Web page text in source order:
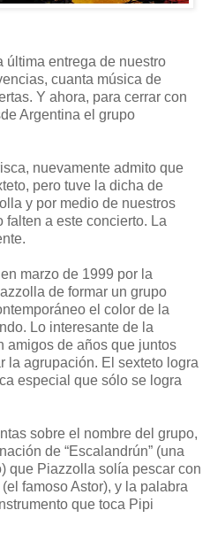
última entrega de nuestro
cuanta música de
Y ahora, para cerrar con
Argentina el grupo
nuevamente admito que
pero tuve la dicha de
y por medio de nuestros
a este concierto. La
marzo de 1999 por la
de formar un grupo
el color de la
Lo interesante de la
amigos de años que juntos
la agrupación. El sexteto logra
especial que sólo se logra
sobre el nombre del grupo,
de “Escalandrún” (una
que Piazzolla solía pescar con
famoso Astor), y la palabra
que toca Pipi